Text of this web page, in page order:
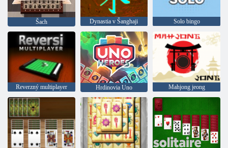
Šach Dynastia v Šanghaji Solo bingo
Reverzný multiplayer Hrdinovia Uno Mahjong jeong